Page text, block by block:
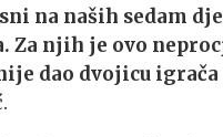
na naših sedam
njih je ovo
dao dvojicu